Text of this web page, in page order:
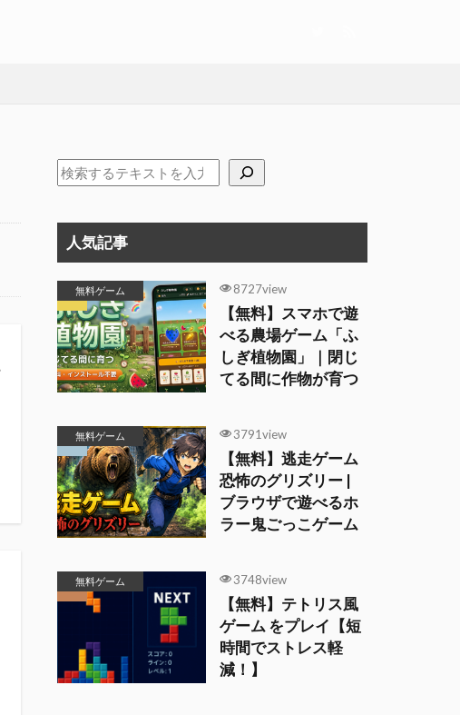
人気記事
無料ゲーム 8727view
【無料】スマホで遊
べる農場ゲーム「ふ
しぎ植物園」｜閉じ
てる間に作物が育つ
無料ゲーム 3791view
【無料】逃走ゲーム
恐怖のグリズリー |
ブラウザで遊べるホ
ラー鬼ごっこゲーム
無料ゲーム 3748view
【無料】テトリス風
ゲーム をプレイ【短
時間でストレス軽
減！】